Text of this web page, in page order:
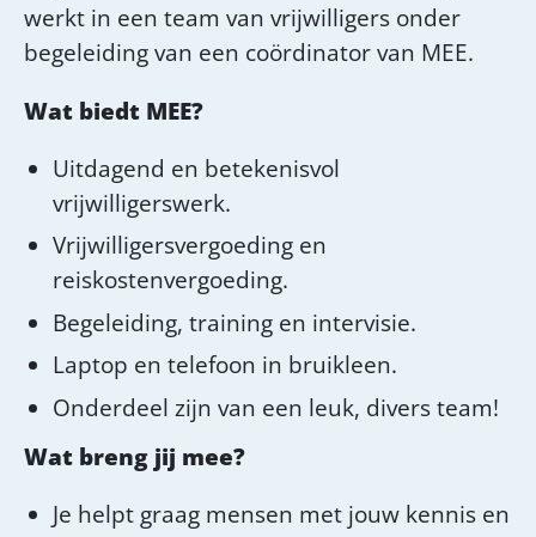
werkt in een team van vrijwilligers onder
begeleiding van een coördinator van MEE.
Wat biedt MEE?
Uitdagend en betekenisvol
vrijwilligerswerk.
Vrijwilligersvergoeding en
reiskostenvergoeding.
Begeleiding, training en intervisie.
Laptop en telefoon in bruikleen.
Onderdeel zijn van een leuk, divers team!
Wat breng jij mee?
Je helpt graag mensen met jouw kennis en